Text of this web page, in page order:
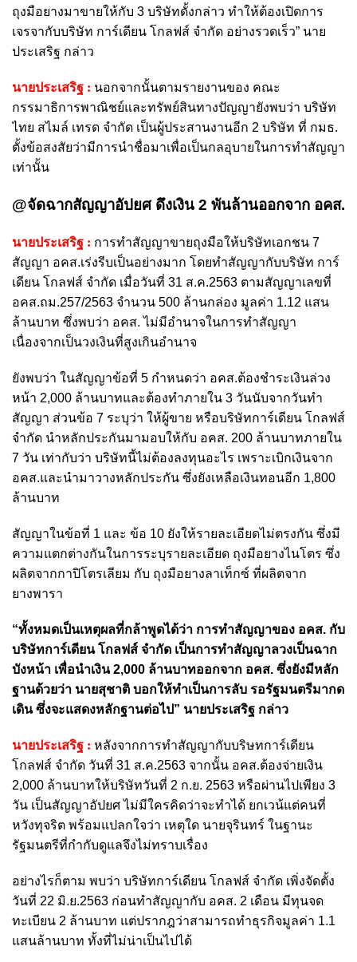
ถุงมือยางมาขายให้กับ 3 บริษัทดั้งกล่าว ทำให้ต้องเปิดการ
เจรจากับบริษัท การ์เดียน โกลฟส์ จำกัด อย่างรวดเร็ว” นาย
ประเสริฐ กล่าว
นายประเสริฐ : นอกจากนั้นตามรายงานของ คณะ
กรรมาธิการพาณิชย์และทรัพย์สินทางปัญญายังพบว่า บริษัท
ไทย สไมล์ เทรด จำกัด เป็นผู้ประสานงานอีก 2 บริษัท ที่ กมธ.
ตั้งข้อสงสัยว่ามีการนำชื่อมาเพื่อเป็นกลอุบายในการทำสัญญา
เท่านั้น
@จัดฉากสัญญาอัปยศ ดึงเงิน 2 พันล้านออกจาก อคส.
นายประเสริฐ : การทำสัญญาขายถุงมือให้บริษัทเอกชน 7
สัญญา อคส.เร่งรีบเป็นอย่างมาก โดยทำสัญญากับบริษัท การ์
เดียน โกลฟส์ จำกัด เมื่อวันที่ 31 ส.ค.2563 ตามสัญญาเลขที่
อคส.ถม.257/2563 จำนวน 500 ล้านกล่อง มูลค่า 1.12 แสน
ล้านบาท ซึ่งพบว่า อคส. ไม่มีอำนาจในการทำสัญญา
เนื่องจากเป็นวงเงินที่สูงเกินอำนาจ
ยังพบว่า ในสัญญาข้อที่ 5 กำหนดว่า อคส.ต้องชำระเงินล่วง
หน้า 2,000 ล้านบาทและต้องทำภายใน 3 วันนับจากวันทำ
สัญญา ส่วนข้อ 7 ระบุว่า ให้ผู้ขาย หรือบริษัทการ์เดียน โกลฟส์
จำกัด นำหลักประกันมามอบให้กับ อคส. 200 ล้านบาทภายใน
7 วัน เท่ากับว่า บริษัทนี้ไม่ต้องลงทุนอะไร เพราะเบิกเงินจาก
อคส.และนำมาวางหลักประกัน ซึ่งยังเหลือเงินทอนอีก 1,800
ล้านบาท
สัญญาในข้อที่ 1 และ ข้อ 10 ยังให้รายละเอียดไม่ตรงกัน ซึ่งมี
ความแตกต่างกันในการระบุรายละเอียด ถุงมือยางไนโตร ซึ่ง
ผลิตจากกาปิโตรเลียม กับ ถุงมือยางลาเท็กซ์ ที่ผลิตจาก
ยางพารา
“ทั้งหมดเป็นเหตุผลที่กล้าพูดได้ว่า การทำสัญญาของ อคส. กับ
บริษัทการ์เดียน โกลฟส์ จำกัด เป็นการทำสัญญาลวงเป็นฉาก
บังหน้า เพื่อนำเงิน 2,000 ล้านบาทออกจาก อคส. ซึ่งยังมีหลัก
ฐานด้วยว่า นายสุชาติ บอกให้ทำเป็นการลับ รอรัฐมนตรีมากด
เดิน ซึ่งจะแสดงหลักฐานต่อไป” นายประเสริฐ กล่าว
นายประเสริฐ : หลังจากการทำสัญญากับบริษทการ์เดียน
โกลฟส์ จำกัด วันที่ 31 ส.ค.2563 จากนั้น อคส.ต้องจ่ายเงิน
2,000 ล้านบาทให้บริษัทวันที่ 2 ก.ย. 2563 หรือผ่านไปเพียง 3
วัน เป็นสัญญาอัปยศ ไม่มีใครคิดว่าจะทำได้ ยกเวน้แต่คนที่
หวังทุจริต พร้อมแปลกใจว่า เหตุใด นายจุรินทร์ ในฐานะ
รัฐมนตรีที่กำกับดูแลจึงไม่ทราบเรื่อง
อย่างไรก็ตาม พบว่า บริษัทการ์เดียน โกลฟส์ จำกัด เพิ่งจัดตั้ง
วันที่ 22 มิ.ย.2563 ก่อนทำสัญญากับ อคส. 2 เดือน มีทุนจด
ทะเบียน 2 ล้านบาท แต่ปรากฎว่าสามารถทำธุรกิจมูลค่า 1.1
แสนล้านบาท ทั้งที่ไม่น่าเป็นไปได้